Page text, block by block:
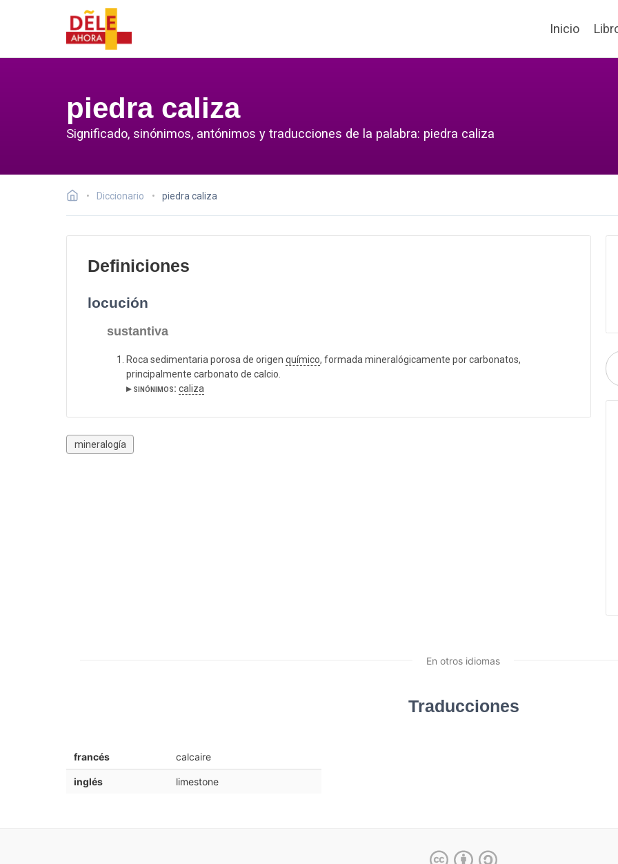
Inicio
piedra caliza
Significado, sinónimos, antónimos y traducciones de la palabra: piedra caliza
Diccionario piedra caliza
Definiciones
locución
sustantiva
Roca sedimentaria porosa de origen químico, formada mineralógicamente por carbonatos,
principalmente carbonato de calcio.
▸ sinónimos: caliza
mineralogía
En otros idiomas
Traducciones
francés calcaire
inglés limestone